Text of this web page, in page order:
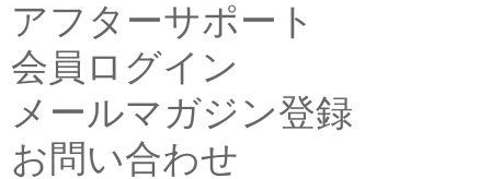
アフターサポート
会員ログイン
メールマガジン登録
お問い合わせ